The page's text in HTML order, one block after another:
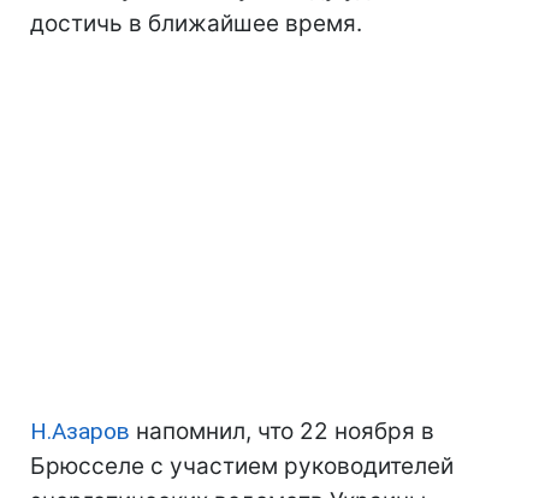
достичь в ближайшее время.
Н.Азаров напомнил, что 22 ноября в
Брюсселе с участием руководителей